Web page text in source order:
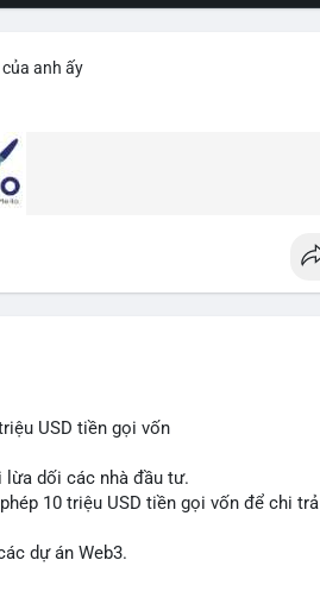
anh ấy
USD tiền gọi vốn
lừa dối các nhà đầu tư.
10 triệu USD tiền gọi vốn để chi trả
dự án Web3.